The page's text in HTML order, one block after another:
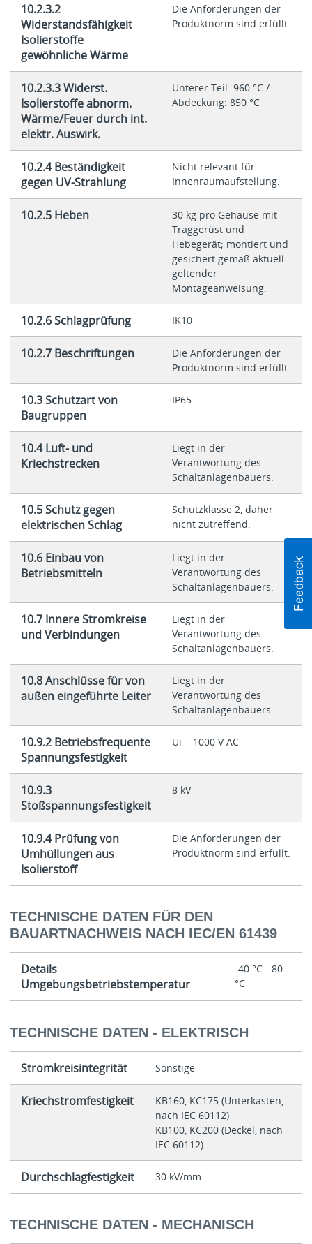
10.2.3.2
Widerstandsfähigkeit
Isolierstoffe
gewöhnliche Wärme
Die Anforderungen der
Produktnorm sind erfüllt.
10.2.3.3 Widerst.
Isolierstoffe abnorm.
Wärme/Feuer durch int.
elektr. Auswirk.
Unterer Teil: 960 °C /
Abdeckung: 850 °C
10.2.4 Beständigkeit
gegen UV-Strahlung
Nicht relevant für
Innenraumaufstellung.
10.2.5 Heben
30 kg pro Gehäuse mit
Traggerüst und
Hebegerät; montiert und
gesichert gemäß aktuell
geltender
Montageanweisung.
10.2.6 Schlagprüfung IK10
10.2.7 Beschriftungen
Die Anforderungen der
Produktnorm sind erfüllt.
10.3 Schutzart von
Baugruppen
IP65
10.4 Luft- und
Kriechstrecken
Liegt in der
Verantwortung des
Schaltanlagenbauers.
10.5 Schutz gegen
elektrischen Schlag
Schutzklasse 2, daher
nicht zutreffend.
10.6 Einbau von
Betriebsmitteln
Liegt in der
Verantwortung des
Schaltanlagenbauers.
10.7 Innere Stromkreise
und Verbindungen
Liegt in der
Verantwortung des
Schaltanlagenbauers.
10.8 Anschlüsse für von
außen eingeführte Leiter
Liegt in der
Verantwortung des
Schaltanlagenbauers.
10.9.2 Betriebsfrequente
Spannungsfestigkeit
Ui = 1000 V AC
10.9.3
Stoßspannungsfestigkeit
8 kV
10.9.4 Prüfung von
Umhüllungen aus
Isolierstoff
Die Anforderungen der
Produktnorm sind erfüllt.
TECHNISCHE DATEN FÜR DEN
BAUARTNACHWEIS NACH IEC/EN 61439
Details
Umgebungsbetriebstemperatur
-40 °C - 80
°C
TECHNISCHE DATEN - ELEKTRISCH
Stromkreisintegrität Sonstige
Kriechstromfestigkeit
KB160, KC175 (Unterkasten,
nach IEC 60112)
KB100, KC200 (Deckel, nach
IEC 60112)
Durchschlagfestigkeit 30 kV/mm
TECHNISCHE DATEN - MECHANISCH